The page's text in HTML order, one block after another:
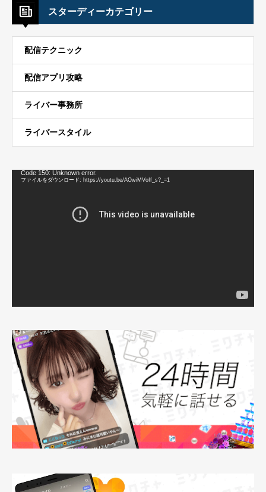
スターディーカテゴリー
配信テクニック
配信アプリ攻略
ライバー事務所
ライバースタイル
動Code 150: Unknown error.
ファイルをダウンロード: https://youtu.be/AOwiMVoIf_s?_=1